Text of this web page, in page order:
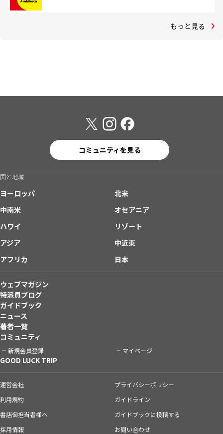
もっと見る
コミュニティを見る
国と地域
ヨーロッパ
北米
中南米
オセアニア
ハワイ
リゾート
アジア
中近東
アフリカ
日本
ウェブマガジン
特派員ブログ
ガイドブック
ニュース
著者一覧
コミュニティ
新規会員登録 マイページ
GOOD LUCK TRIP
運営会社
プライバシーポリシー
利用規約
ガイドライン
書店御担当者様へ
ガイドブックに投稿する
採用情報
お問い合わせ